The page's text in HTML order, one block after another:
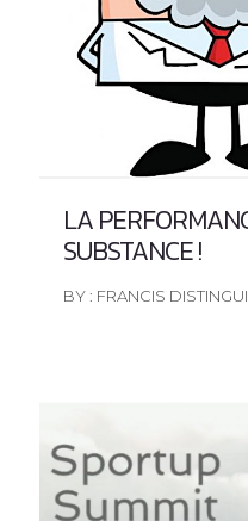
LA
SUBSTANCE !
BY : FRANCIS